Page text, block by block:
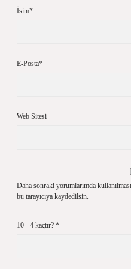
İsim*
E-Posta*
Web Sitesi
Daha sonraki yorumlarımda
bu tarayıcıya kaydedilsin.
10 - 4 kaçtır? *